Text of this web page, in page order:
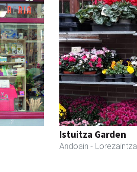
Istuitza Garden
Andoain - Lorezaintza